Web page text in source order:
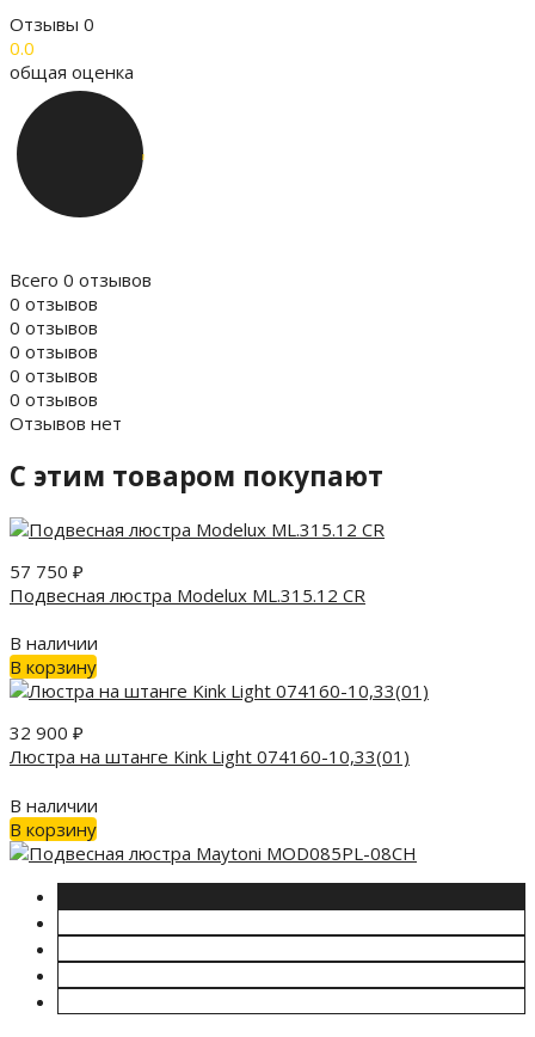
Отзывы 0
0.0
общая оценка
Всего 0 отзывов
0 отзывов
0 отзывов
0 отзывов
0 отзывов
0 отзывов
Отзывов нет
C этим товаром покупают
57 750 ₽
Подвесная люстра Modelux ML.315.12 CR
В наличии
В корзину
32 900 ₽
Люстра на штанге Kink Light 074160-10,33(01)
В наличии
В корзину